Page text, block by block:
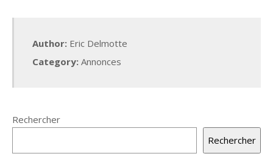
Author: Eric Delmotte
Category: Annonces
Rechercher
Rechercher